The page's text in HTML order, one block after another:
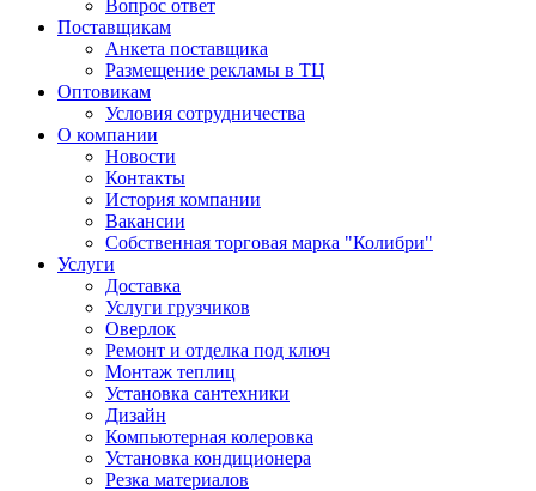
Вопрос ответ
Поставщикам
Анкета поставщика
Размещение рекламы в ТЦ
Оптовикам
Условия сотрудничества
О компании
Новости
Контакты
История компании
Вакансии
Собственная торговая марка "Колибри"
Услуги
Доставка
Услуги грузчиков
Оверлок
Ремонт и отделка под ключ
Монтаж теплиц
Установка сантехники
Дизайн
Компьютерная колеровка
Установка кондиционера
Резка материалов